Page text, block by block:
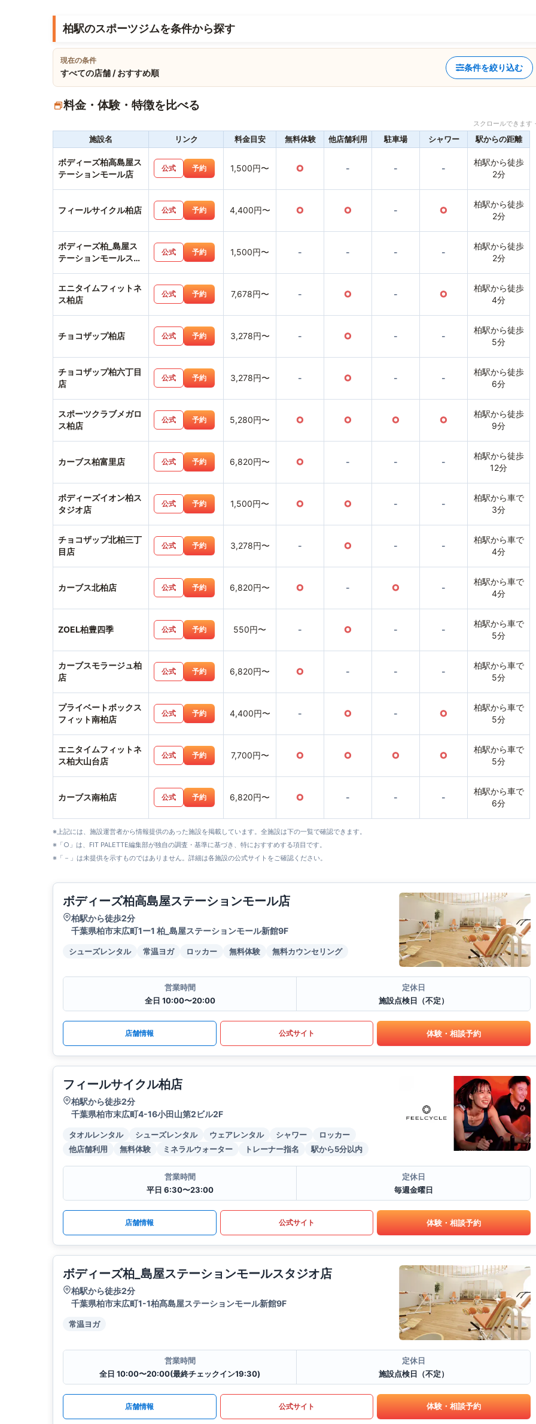
柏駅のスポーツジムを条件から探す
現在の条件
すべての店舗 / おすすめ順
条件を絞り込む
料金・体験・特徴を比べる
スクロールできま
施設名 リンク 料金目安 無料体験 他店舗利用 駐車場 シャワー 駅からの距離
ボディーズ柏高島屋ス
テーションモール店
公式 予約 1,500円〜 ○ - - -
柏駅から徒歩
2分
フィールサイクル柏店 公式 予約 4,400円〜 ○ ○ - ○
柏駅から徒歩
2分
ボディーズ柏_島屋ス
テーションモールスタ
公式 予約 1,500円〜 - - - -
柏駅から徒歩
2分
エニタイムフィットネ
ス柏店
公式 予約 7,678円〜 - ○ - ○
柏駅から徒歩
4分
チョコザップ柏店 公式 予約 3,278円〜 - ○ - -
柏駅から徒歩
5分
チョコザップ柏六丁目
店
公式 予約 3,278円〜 - ○ - -
柏駅から徒歩
6分
スポーツクラブメガロ
ス柏店
公式 予約 5,280円〜 ○ ○ ○ ○
柏駅から徒歩
9分
カーブス柏富里店 公式 予約 6,820円〜 ○ - - -
柏駅から徒歩
12分
ボディーズイオン柏ス
タジオ店
公式 予約 1,500円〜 ○ ○ - -
柏駅から車で
3分
チョコザップ北柏三丁
目店
公式 予約 3,278円〜 - ○ - -
柏駅から車で
4分
カーブス北柏店 公式 予約 6,820円〜 ○ - ○ -
柏駅から車で
4分
ZOEL柏豊四季 公式 予約 550円〜 - ○ - -
柏駅から車で
5分
カーブスモラージュ柏
店
公式 予約 6,820円〜 ○ - - -
柏駅から車で
5分
プライベートボックス
フィット南柏店
公式 予約 4,400円〜 - ○ - ○
柏駅から車で
5分
エニタイムフィットネ
ス柏大山台店
公式 予約 7,700円〜 ○ ○ ○ ○
柏駅から車で
5分
カーブス南柏店 公式 予約 6,820円〜 ○ - - -
柏駅から車で
6分
※上記には、施設運営者から情報提供のあった施設を掲載しています。全施設は下の一覧で確認できます。
※「○」は、FIT PALETTE編集部が独自の調査・基準に基づき、特におすすめする項目です。
※「－」は未提供を示すものではありません。詳細は各施設の公式サイトをご確認ください。
ボディーズ柏高島屋ステーションモール店
柏駅から徒歩2分
千葉県柏市末広町1ー1 柏_島屋ステーションモール新館9F
シューズレンタル 常温ヨガ ロッカー 無料体験 無料カウンセリング
営業時間
全日 10:00〜20:00
定休日
施設点検日（不定）
店舗情報 公式サイト 体験・相談予約
フィールサイクル柏店
柏駅から徒歩2分
千葉県柏市末広町4-16小田山第2ビル2F
タオルレンタル シューズレンタル ウェアレンタル シャワー
ロッカー
他店舗利用
無料体験 ミネラルウォーター トレーナー指名 駅から5分以内
営業時間
平日 6:30〜23:00
定休日
毎週金曜日
店舗情報 公式サイト 体験・相談予約
ボディーズ柏_島屋ステーションモールスタジオ店
柏駅から徒歩2分
千葉県柏市末広町1-1柏髙島屋ステーションモール新館9F
常温ヨガ
営業時間
全日 10:00〜20:00(最終チェックイン19:30)
定休日
施設点検日（不定）
店舗情報 公式サイト 体験・相談予約